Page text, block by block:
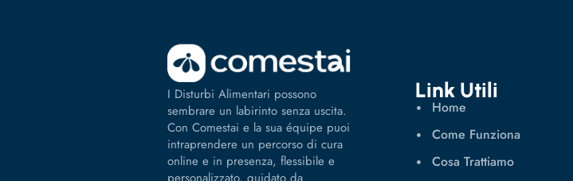
I Disturbi Alimentari possono
sembrare un labirinto senza uscita.
Con Comestai e la sua équipe puoi
intraprendere un percorso di cura
online e in presenza, flessibile e
Link Utili
Home
Come Funziona
Cosa Trattiamo